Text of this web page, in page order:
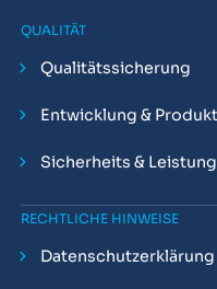
QUALITÄT
Qualitätssicherung
Entwicklung &
Sicherheits &
RECHTLICHE HINWEISE
Datenschutzerklärung